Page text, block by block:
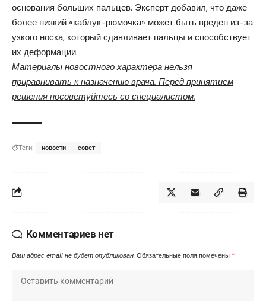
основания больших пальцев. Эксперт добавил, что даже
более низкий «каблук-рюмочка» может быть вреден из-за
узкого носка, который сдавливает пальцы и способствует
их деформации.
Материалы новостного характера нельзя
приравнивать к назначению врача. Перед принятием
решения посоветуйтесь со специалистом.
Теги: новости совет
Комментариев нет
Ваш адрес email не будет опубликован. Обязательные поля помечены *